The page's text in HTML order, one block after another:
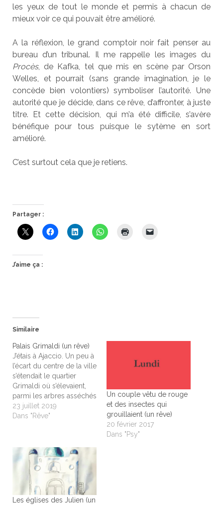
les yeux de tout le monde et permis à chacun de
mieux voir ce qui pouvait être amélioré.
A la réflexion, le grand comptoir noir fait penser au
bureau d’un tribunal. Il me rappelle les images du
Procès, de Kafka, tel que mis en scène par Orson
Welles, et pourrait (sans grande imagination, je le
concède bien volontiers) symboliser l’autorité. Une
autorité que je décide, dans ce rêve, d’affronter, à juste
titre. Et cette décision, qui m’a été difficile, s’avère
bénéfique pour tous puisque le sytème en sort
amélioré.
C’est surtout cela que je retiens.
Partager :
J’aime ça :
Similaire
Palais Grimaldi (un rêve)
J’étais à Ajaccio. Un peu à
l’écart du centre de la ville
s’étendait le quartier
Grimaldi où s’élevaient,
parmi les arbres asséchés
par l’été, de grandes
bâtisses et un vieux palais,
parc, redevenu sauvage,
qui l’entourait, était jonché
de vestiges dont…
23 juillet 2019
Dans "Rêve"
Un couple vêtu de rouge
et des insectes qui
grouillaient (un rêve)
20 février 2017
Dans "Psy"
Les églises des Julien (un